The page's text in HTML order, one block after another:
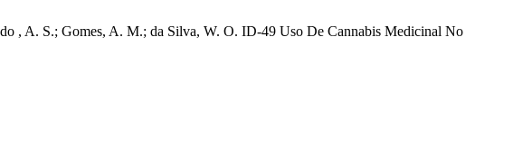
, A. S.; Gomes, A. M.; da Silva, W. O. ID-49 Uso De Cannabis Medicinal No